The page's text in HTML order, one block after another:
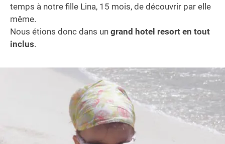
temps à notre fille Lina, 15 mois, de découvrir par elle
même.
Nous étions donc dans un grand hotel resort en tout
inclus.